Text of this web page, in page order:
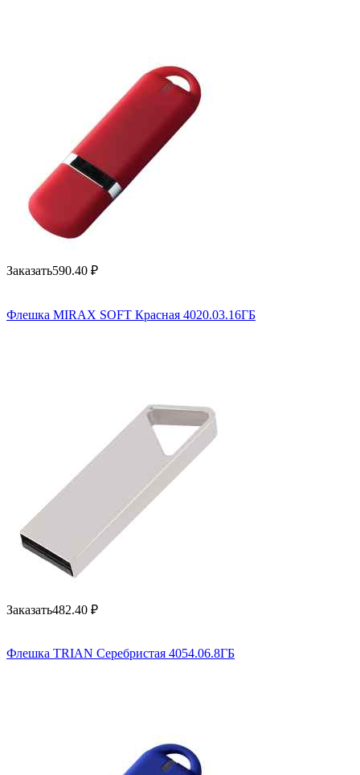
Заказать590.40 ₽
Флешка MIRAX SOFT Красная 4020.03.16ГБ
Заказать482.40 ₽
Флешка TRIAN Серебристая 4054.06.8ГБ